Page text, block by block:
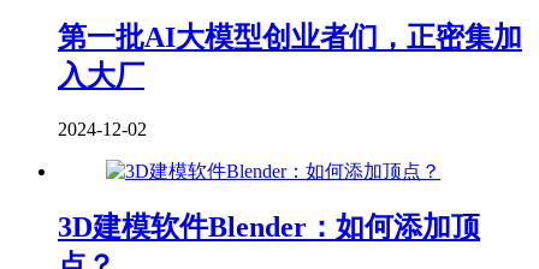
第一批AI大模型创业者们，正密集加
入大厂
2024-12-02
3D建模软件Blender：如何添加顶